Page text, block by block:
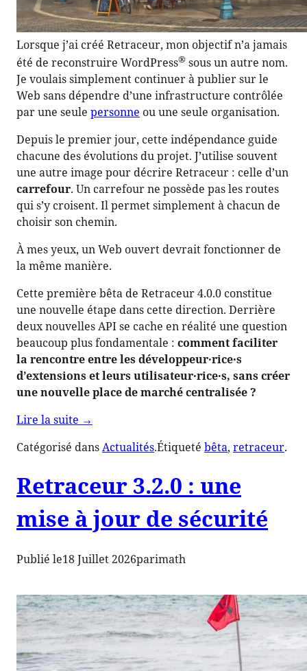
Lorsque j’ai créé Retraceur, mon objectif n’a jamais
été de reconstruire WordPress® sous un autre nom.
Je voulais simplement continuer à publier sur le
Web sans dépendre d’une infrastructure contrôlée
par une seule personne ou une seule organisation.
Depuis le premier jour, cette indépendance guide
chacune des évolutions du projet. J’utilise souvent
une autre image pour décrire Retraceur : celle d’un
carrefour. Un carrefour ne possède pas les routes
qui s’y croisent. Il permet simplement à chacun de
choisir son chemin.
À mes yeux, un Web ouvert devrait fonctionner de
la même manière.
Cette première bêta de Retraceur 4.0.0 constitue
une nouvelle étape dans cette direction. Derrière
deux nouvelles API se cache en réalité une question
beaucoup plus fondamentale : comment faciliter
la rencontre entre les développeur·rice·s
d’extensions et leurs utilisateur·rice·s, sans créer
une nouvelle place de marché centralisée ?
Lire la suite de
4.0.0
un
carrefour
ouvert
plutôt
qu’une
place
marché
centralisée »
→
Catégorisé dansActualités.Étiqueté bêta, retraceur.
Retraceur 3.2.0 : une
mise à jour de sécurité
Publié le18 Juillet 2026parimath